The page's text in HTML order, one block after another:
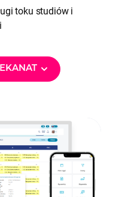
toku studiów i